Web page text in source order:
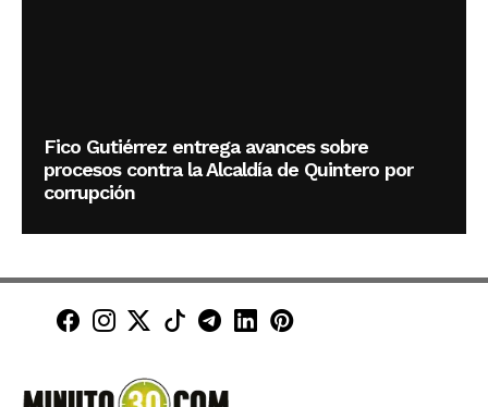
Fico Gutiérrez entrega avances sobre
procesos contra la Alcaldía de Quintero por
corrupción
Minuto30 en Facebook
Minuto30 en Instagram
Minuto30 en X (Twitter)
Minuto30 en TikTok
Canal de Minuto30 en
Minuto30 en LinkedIn
Minuto30 en